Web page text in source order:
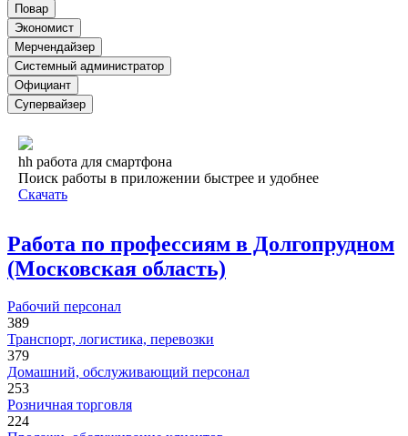
Повар
Экономист
Мерчендайзер
Системный администратор
Официант
Супервайзер
hh работа для смартфона
Поиск работы в приложении быстрее и удобнее
Скачать
Работа по профессиям в Долгопрудном
(Московская область)
Рабочий персонал
389
Транспорт, логистика, перевозки
379
Домашний, обслуживающий персонал
253
Розничная торговля
224